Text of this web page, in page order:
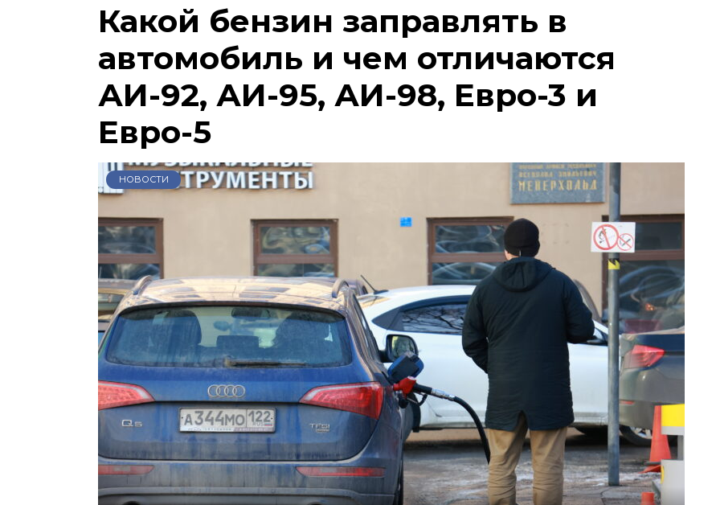
Какой бензин заправлять в
автомобиль и чем отличаются
АИ-92, АИ-95, АИ-98, Евро-3 и
Евро-5
НОВОСТИ